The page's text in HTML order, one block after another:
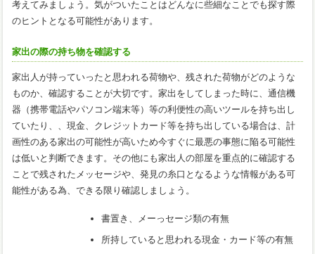
考えてみましょう。気がついたことはどんなに些細なことでも探す際
のヒントとなる可能性があります。
家出の際の持ち物を確認する
家出人が持っていったと思われる荷物や、残された荷物がどのような
ものか、確認することが大切です。家出をしてしまった時に、通信機
器（携帯電話やパソコン端末等）等の利便性の高いツールを持ち出し
ていたり、、現金、クレジットカード等を持ち出している場合は、計
画性のある家出の可能性が高いため今すぐに最悪の事態に陥る可能性
は低いと判断できます。その他にも家出人の部屋を重点的に確認する
ことで残されたメッセージや、発見の糸口となるような情報がある可
能性がある為、できる限り確認しましょう。
書置き、メーっセージ類の有無
所持していると思われる現金・カード等の有無